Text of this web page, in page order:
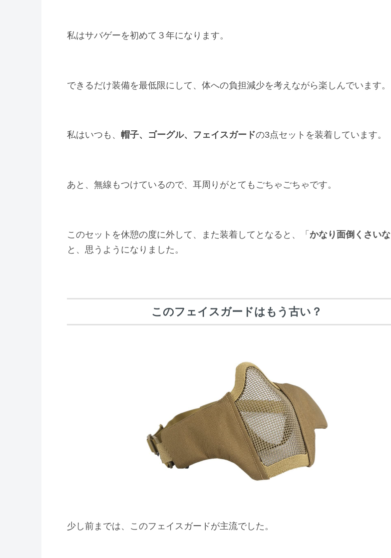
私はサバゲーを初めて３年になります。
できるだけ装備を最低限にして、体への負担減少を考えながら楽しんでいます。
私はいつも、 帽子、ゴーグル、フェイスガードの3点セットを装着しています。
あと、無線もつけているので、耳周りがとてもごちゃごちゃです。
このセットを休憩の度に外して、また装着してとなると、「 かなり面倒くさいな
と、思うようになりました。
このフェイスガードはもう古い？
少し前までは、このフェイスガードが主流でした。